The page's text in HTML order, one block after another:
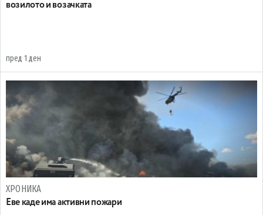
возилото и возачката
пред 1 ден
ХРОНИКА
Eве каде има активни пожари